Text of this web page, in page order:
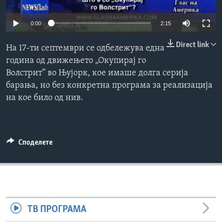
ИНТЕРВЈУА
Јазици
0:00 2:15
Direct link
На 17-ти септември се одбележува една
година од движењето „Окупирај го
Волстрит“ во Њујорк, кое имаше долга серија
барања, но без конкретна програма за реализација
на кое било од нив.
Споделете
ТВ ПРОГРАМА